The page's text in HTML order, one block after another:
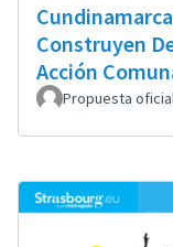
Construyen
Acción
Propuesta